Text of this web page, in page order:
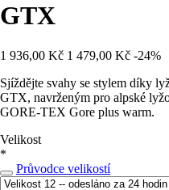
GTX
1 936,00 Kč 1 479,00 Kč -24%
Sjíždějte svahy se stylem díky
GTX, navrženým pro alpské
GORE-TEX Gore plus warm.
Velikost
*
Průvodce velikostí